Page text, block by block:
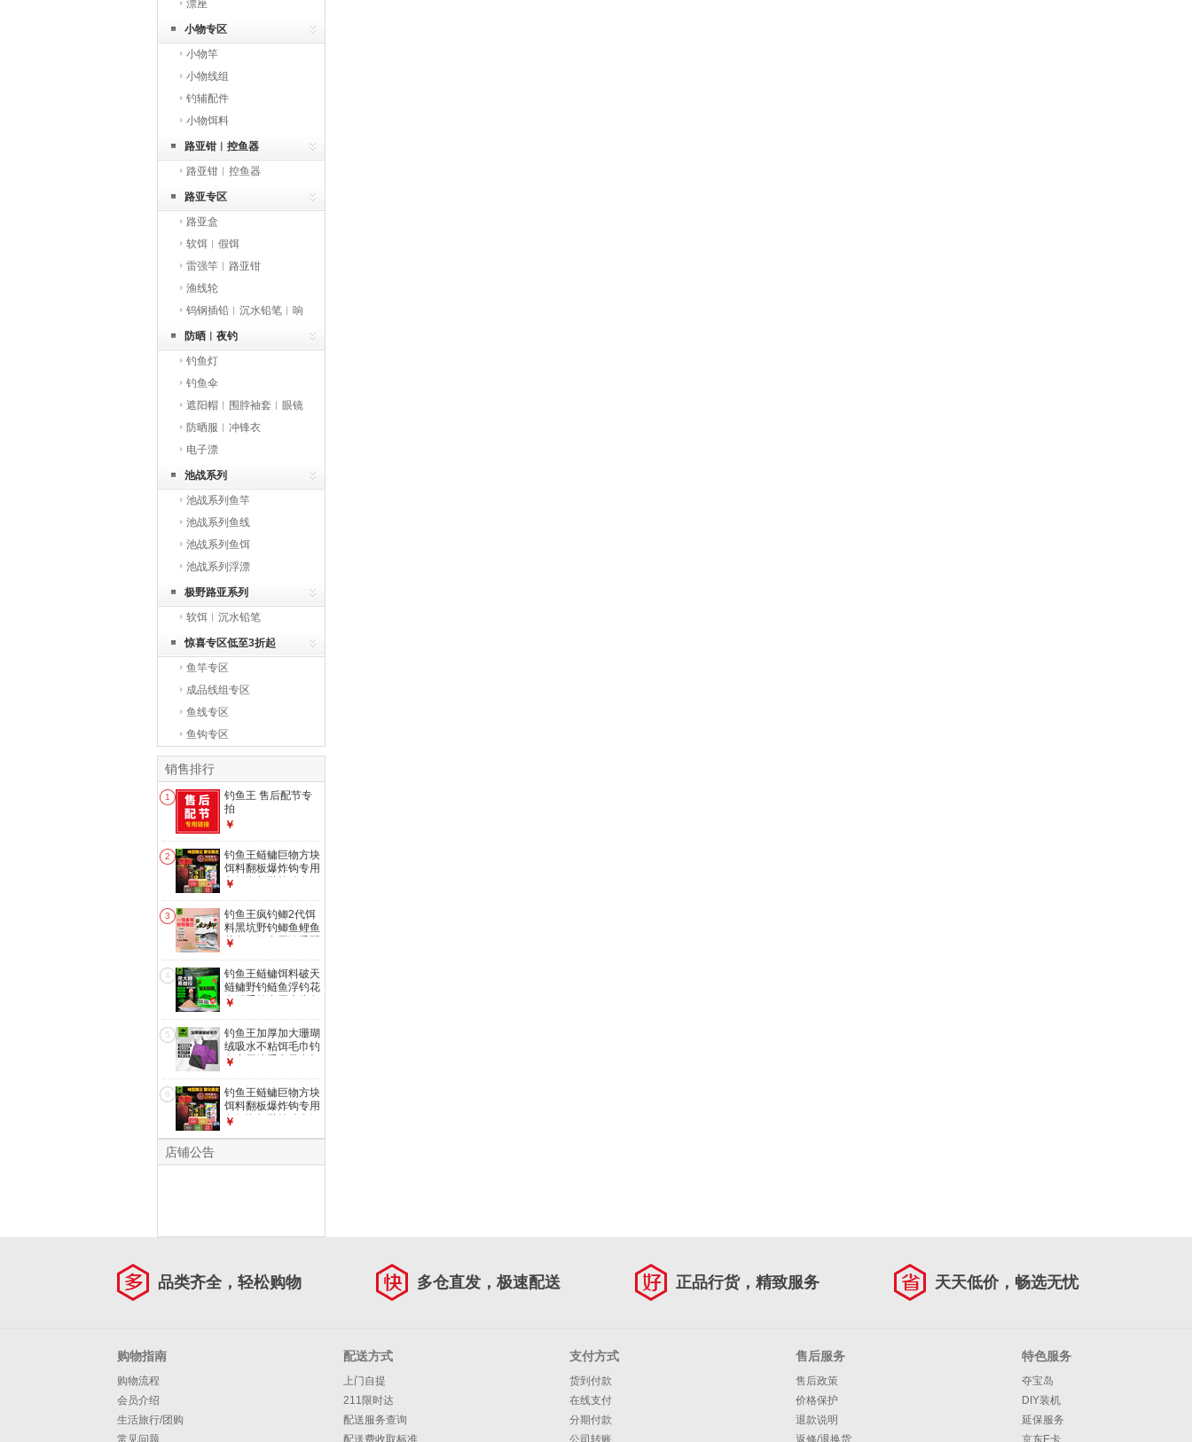
漂座
小物专区
小物竿
小物线组
钓辅配件
小物饵料
路亚钳︱控鱼器
路亚钳︱控鱼器
路亚专区
路亚盒
软饵︱假饵
雷强竿︱路亚钳
渔线轮
钨钢插铅︱沉水铅笔︱响
珠防晒︱夜钓
钓鱼灯
钓鱼伞
遮阳帽︱围脖袖套︱眼镜
︱手套
防晒服︱冲锋衣
电子漂
池战系列
池战系列鱼竿
池战系列鱼线
池战系列鱼饵
池战系列浮漂
极野路亚系列
软饵︱沉水铅笔
惊喜专区低至3折起
鱼竿专区
成品线组专区
鱼线专区
鱼钩专区
销售排行
1
钓鱼王 售后配节专
拍
￥
2
钓鱼王鲢鳙巨物方块
饵料翻板爆炸钩专用
鱼饵海杆抛竿酸臭鲤
【16块*1包】
￥
3
钓鱼王疯钓鲫2代饵
料黑坑野钓鲫鱼鲤鱼
草鱼一饵多用浓香配
代300g
￥
4
钓鱼王鲢鳙饵料破天
鲢鳙野钓鲢鱼浮钓花
白鲢手竿专用大头鱼
鲢鳙450g*1包装
￥
5
钓鱼王加厚加大珊瑚
绒吸水不粘饵毛巾钓
鱼专用擦手巾带卡扣
30*40cm 双面加厚
带锁扣【毛巾1条
装】
￥
6
钓鱼王鲢鳙巨物方块
饵料翻板爆炸钩专用
鱼饵海杆抛竿酸臭鲤
￥
店铺公告
品类齐全，轻松购物 多仓直发，极速配送 正品行货，精致服务 天天低价，畅选无忧
购物指南
购物流程
会员介绍
生活旅行/团购
常见问题
配送方式
上门自提
211限时达
配送服务查询
配送费收取标准
支付方式
货到付款
在线支付
分期付款
公司转账
售后服务
售后政策
价格保护
退款说明
返修/退换货
特色服务
夺宝岛
DIY装机
延保服务
京东E卡